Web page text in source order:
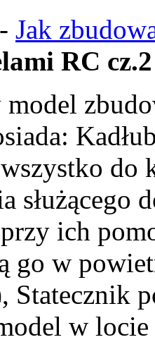
Jak
RC cz.2
do
służącego
ich
go w
Statecznik
w